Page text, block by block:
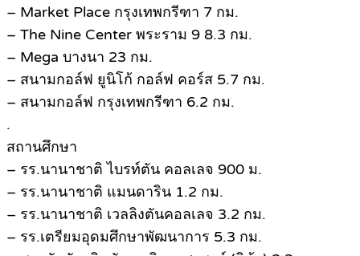
– Market Place กรุงเทพกรีฑา 7 กม.
– The Nine Center พระราม 9 8.3 กม.
– Mega บางนา 23 กม.
– สนามกอล์ฟ ยูนิโก้ กอล์ฟ คอร์ส 5.7 กม.
– สนามกอล์ฟ กรุงเทพกรีฑา 6.2 กม.
.
สถานศึกษา
– รร.นานาชาติ ไบรท์ตัน คอลเลจ 900 ม.
– รร.นานาชาติ แมนดาริน 1.2 กม.
– รร.นานาชาติ เวลลิงตันคอลเลจ 3.2 กม.
– รร.เตรียมอุดมศึกษาพัฒนาการ 5.3 กม.